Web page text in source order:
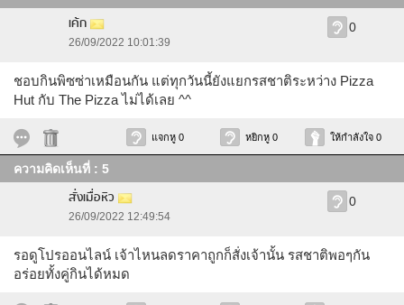
เค้ก
26/09/2022 10:01:39
0
ชอบกินพิซซ่าเหมือนกัน แต่ทุกวันนี้ยังแยกรสชาติระหว่าง Pizza
Hut กับ The Pizza ไม่ได้เลย ^^
แจกหู 0 หยิกหู 0 ให้กำลังใจ 0
ความคิดเห็นที่ : 5
สั่งเมื่อหิว
26/09/2022 12:49:54
0
รอดูโปรออนไลน์ เจ้าไหนลดราคาถูกก็สั่งเจ้านั้น รสชาติพอๆกัน
อร่อยทั้งคู่กินได้หมด